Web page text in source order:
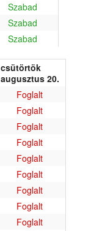
Szabad
Szabad
Szabad
csütörtök
augusztus 20.
Foglalt
Foglalt
Foglalt
Foglalt
Foglalt
Foglalt
Foglalt
Foglalt
Foglalt